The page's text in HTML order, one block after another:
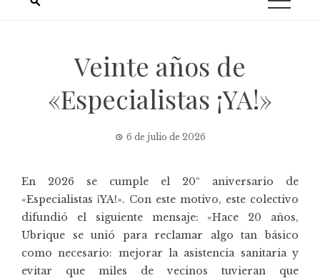
Veinte años de
«Especialistas ¡YA!»
6 de julio de 2026
En 2026 se cumple el 20º aniversario de
«Especialistas ¡YA!». Con este motivo, este colectivo
difundió el siguiente mensaje: «Hace 20 años,
Ubrique se unió para reclamar algo tan básico
como necesario: mejorar la asistencia sanitaria y
evitar que miles de vecinos tuvieran que